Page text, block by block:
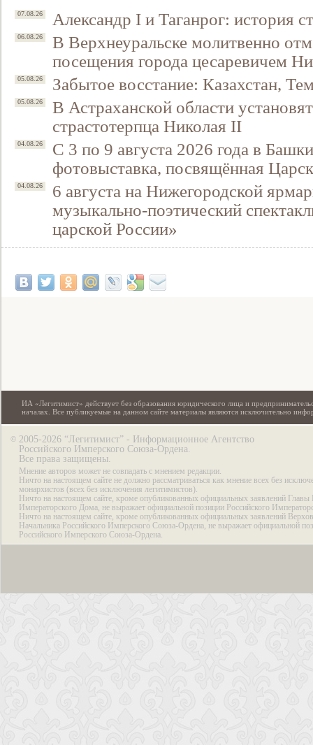
07.08.26 Александр I и Таганрог: история
06.08.26
В Верхнеуральске молитвенно
посещения города цесаревичем
05.08.26 Забытое восстание: Казахстан,
05.08.26
В Астраханской области
страстотерпца Николая II
04.08.26
С 3 по 9 августа 2026 года в
фотовыставка, посвящённая
04.08.26
6 августа на Нижегородской
музыкально-поэтический
царской России»
ИА «Легитимист» действует без образования юридического лица и
началах. Все публикуемые на данном сайте материалы являются исключительно
© 2005-2026 “Легитимист” - Информационное Агентство
Российского Имперского Союза-Ордена.
Все права защищены.
Мнение авторов может не совпадать с мнением редакции.
Ничто на настоящем сайте не должно рассматриваться как мнение всех без
монархистов (всех без исключения легитимистов).
Ничто на настоящем сайте, кроме опубликованных официальных заявлений Главы
Императорского Дома, не выражает официальной позиции Российского
Ничто на настоящем сайте, кроме опубликованных официальных заявлений
Начальника Российского Имперского Союза-Ордена, не выражает официальной
Российского Имперского Союза-Ордена.